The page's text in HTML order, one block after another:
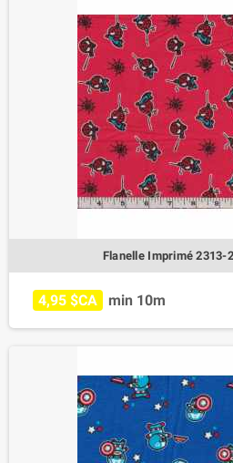
Flanelle Imprimé 2313-
4,95 $CA min 10m